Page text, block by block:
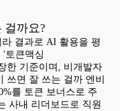
걸까요?
라 결과로 AI 활용을 평
'토큰맥싱
한 기준이며, 비개발자
쓰면 잘 쓰는 걸까 엔비
를 토큰 보너스로 주
사내 리더보드로 직원